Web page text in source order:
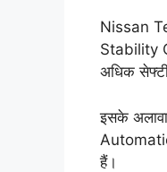
Nissan
Stability
अधिक
इसके
हैं।